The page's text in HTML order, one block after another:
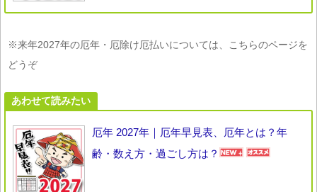
※来年2027年の厄年・厄除け厄払いについては、こちらのページを
どうぞ
あわせて読みたい
厄年 2027年｜厄年早見表、厄年とは？年
齢・数え方・過ごし方は？